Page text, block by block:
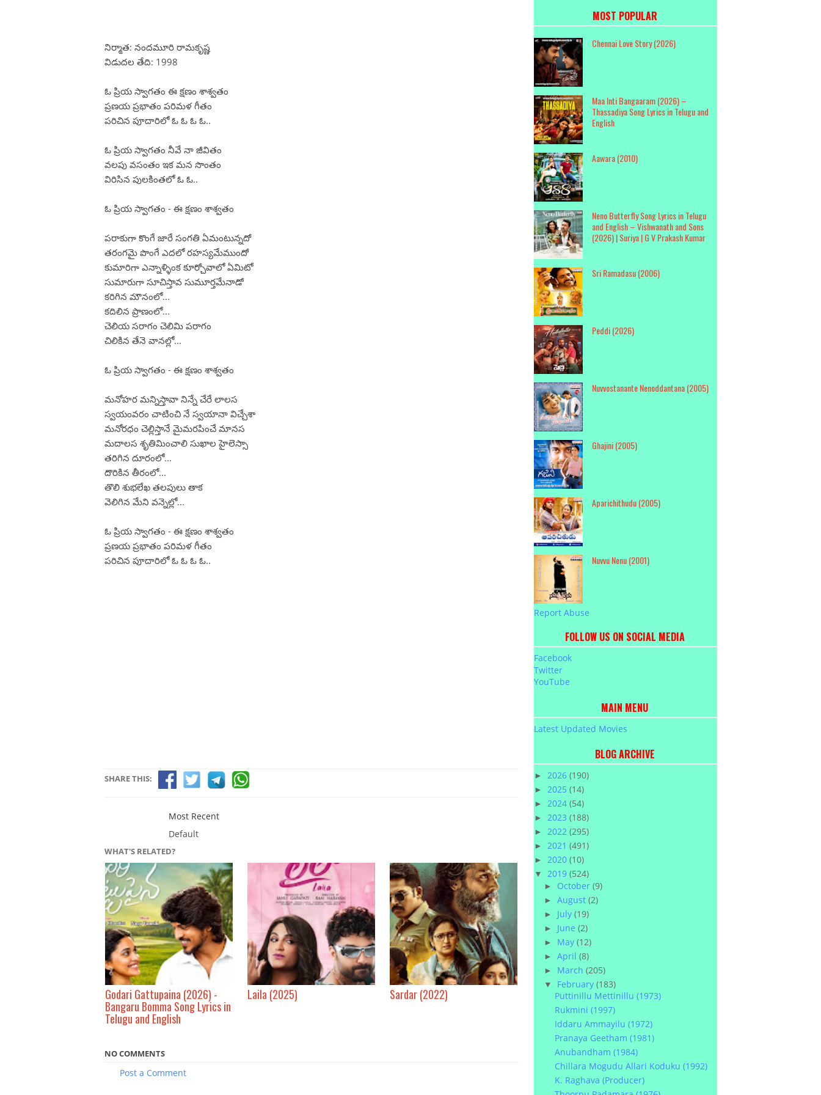
నిర్మాత: నందమూరి రామకృష్ణ
విడుదల తేది: 1998
ఓ ప్రియ స్వాగతం ఈ క్షణం శాశ్వతం
ప్రణయ ప్రభాతం పరిమళ గీతం
పరిచిన పూదారిలో ఓ ఓ ఓ ఓ..
ఓ ప్రియ స్వాగతం నీవే నా జీవితం
వలపు వసంతం ఇక మన సొంతం
విరిసిన పులకింతలో ఓ ఓ..
ఓ ప్రియ స్వాగతం - ఈ క్షణం శాశ్వతం
పరాకుగా కొంగే జారే సంగతి ఏమంటున్నదో
తరంగమై పొంగే ఎదలో రహస్యమేముందో
కుమారిగా ఎన్నాళ్ళింక కూర్చోవాలో ఏమిటో
సుమారుగా సూచిస్తావ సుమూర్తమేనాడో
కరిగిన మౌనంలో...
కదిలిన ప్రాణంలో...
చెలియ సరాగం చెలిమి పరాగం
చిలికిన తేనె వానల్లో...
ఓ ప్రియ స్వాగతం - ఈ క్షణం శాశ్వతం
మనోహర మన్నిస్తావా నిన్నే చేరే లాలస
స్వయంవరం చాటించి నే స్వయానా విచ్చేశా
మనోరధం చెల్లిస్తానే మైమరపించే మానస
మదాలస శృతిమించాలి సుఖాల హైలెస్సా
తరిగిన దూరంలో...
దొరికిన తీరంలో...
తొలి శుభలేఖ తలపులు తాక
వెలిగిన మేని వన్నెల్లో...
ఓ ప్రియ స్వాగతం - ఈ క్షణం శాశ్వతం
ప్రణయ ప్రభాతం పరిమళ గీతం
పరిచిన పూదారిలో ఓ ఓ ఓ ఓ..
SHARE THIS:
Most Recent
Default
WHAT'S RELATED?
Godari Gattupaina (2026) -
Bangaru Bomma Song Lyrics in
Telugu and English
Laila (2025) Sardar (2022)
NO COMMENTS
Post a Comment
MOST POPULAR
Chennai Love Story (2026)
Maa Inti Bangaaram (2026) –
Thassadiya Song Lyrics in Telugu and
English
Aawara (2010)
Neno Butterfly Song Lyrics in Telugu
and English – Vishwanath and Sons
(2026) | Suriya | G V Prakash Kumar
Sri Ramadasu (2006)
Peddi (2026)
Nuvvostanante Nenoddantana (2005)
Ghajini (2005)
Aparichithudu (2005)
Nuvvu Nenu (2001)
Report Abuse
FOLLOW US ON SOCIAL MEDIA
Facebook
Twitter
YouTube
MAIN MENU
Latest Updated Movies
BLOG ARCHIVE
► 2026 (190)
► 2025 (14)
► 2024 (54)
► 2023 (188)
► 2022 (295)
► 2021 (491)
► 2020 (10)
▼ 2019 (524)
► October(9)
►August(2)
► July(19)
► June(2)
► May(12)
►April(8)
► March(205)
▼ February(183)
Puttinillu Mettinillu (1973)
Rukmini (1997)
Iddaru Ammayilu (1972)
Pranaya Geetham (1981)
Anubandham (1984)
Chillara Mogudu Allari Koduku (1992)
K. Raghava (Producer)